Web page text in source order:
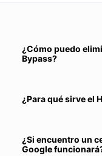
¿Cómo puedo
Bypass?
¿Para qué sirve el
¿Si encuentro un
Google